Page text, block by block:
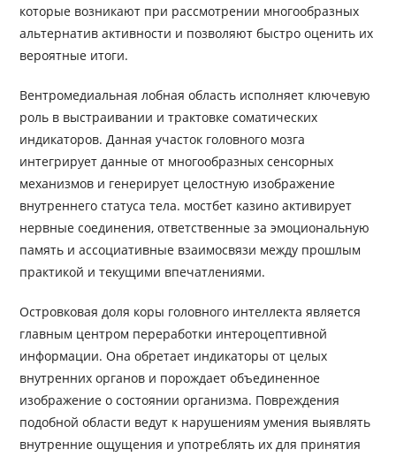
которые возникают при рассмотрении многообразных
альтернатив активности и позволяют быстро оценить их
вероятные итоги.
Вентромедиальная лобная область исполняет ключевую
роль в выстраивании и трактовке соматических
индикаторов. Данная участок головного мозга
интегрирует данные от многообразных сенсорных
механизмов и генерирует целостную изображение
внутреннего статуса тела. мостбет казино активирует
нервные соединения, ответственные за эмоциональную
память и ассоциативные взаимосвязи между прошлым
практикой и текущими впечатлениями.
Островковая доля коры головного интеллекта является
главным центром переработки интероцептивной
информации. Она обретает индикаторы от целых
внутренних органов и порождает объединенное
изображение о состоянии организма. Повреждения
подобной области ведут к нарушениям умения выявлять
внутренние ощущения и употреблять их для принятия